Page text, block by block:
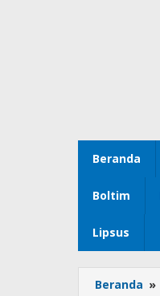
Beranda
Boltim
Lipsus
Beranda »